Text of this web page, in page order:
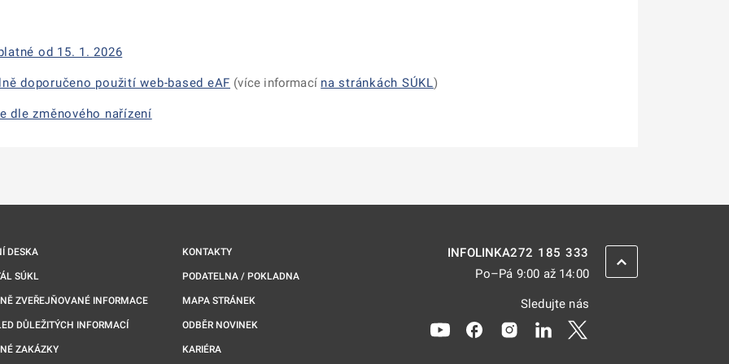
od 15. 1. 2026
doporučeno použití web-based eAF (více informací na stránkách SÚKL)
dle změnového nařízení
DESKA
SÚKL
ZVEŘEJŇOVANÉ INFORMACE
DŮLEŽITÝCH INFORMACÍ
ZAKÁZKY
KONTAKTY
PODATELNA / POKLADNA
MAPA STRÁNEK
ODBĚR NOVINEK
KARIÉRA
INFOLINKA272 185 333
Po–Pá 9:00 až 14:00
Sledujte nás
Odkaz se otevře na nové kartě
Odkaz se otevře na nové kartě
Odkaz se otevře na nové kartě
Odkaz se otevře na nové
ZPĚT NAHORU